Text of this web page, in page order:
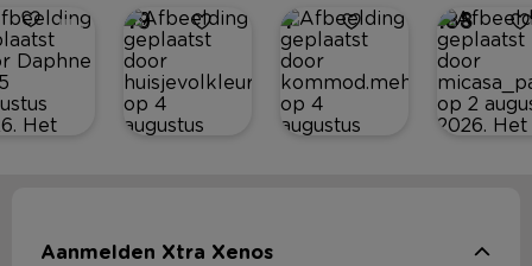
49 4 188
Aanmelden Xtra Xenos